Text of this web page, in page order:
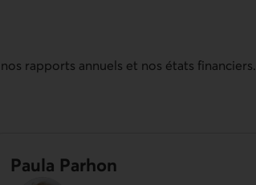
rapports annuels et nos états financiers.
Paula Parhon